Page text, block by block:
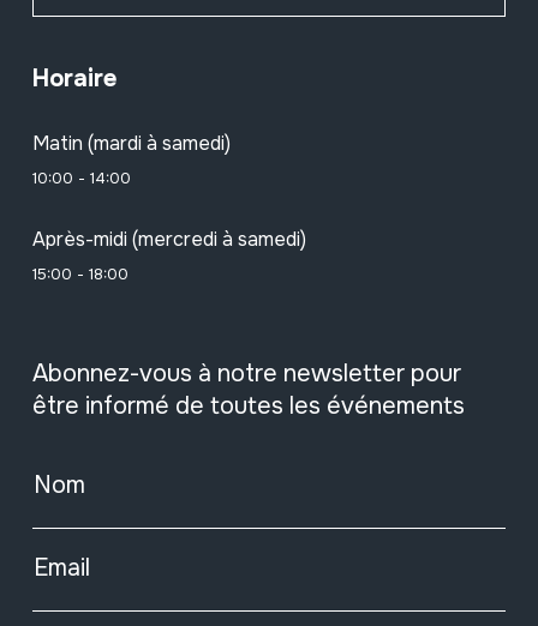
Horaire
Matin (mardi à samedi)
10:00 - 14:00
Après-midi (mercredi à samedi)
15:00 - 18:00
Abonnez-vous à notre newsletter pour
être informé de toutes les événements
Nom
Email